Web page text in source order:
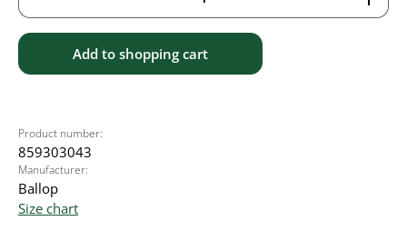
Add to shopping cart
Product number:
859303043
Manufacturer:
Ballop
Size chart